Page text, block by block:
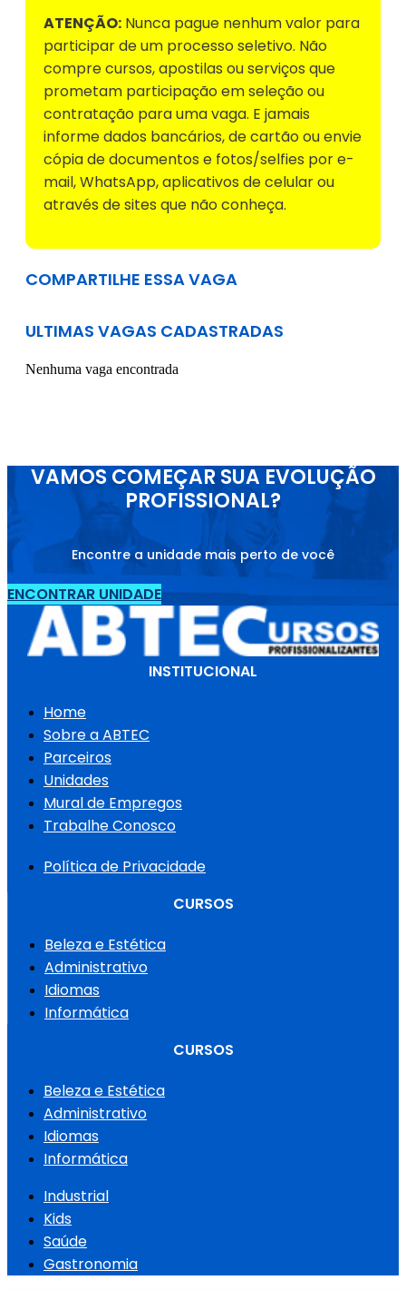
ATENÇÃO: Nunca pague nenhum valor para
participar de um processo seletivo. Não
compre cursos, apostilas ou serviços que
prometam participação em seleção ou
contratação para uma vaga. E jamais
informe dados bancários, de cartão ou envie
cópia de documentos e fotos/selfies por e-
mail, WhatsApp, aplicativos de celular ou
através de sites que não conheça.
COMPARTILHE ESSA VAGA
ULTIMAS VAGAS CADASTRADAS
Nenhuma vaga encontrada
VAMOS COMEÇAR SUA EVOLUÇÃO
PROFISSIONAL?
Encontre a unidade mais perto de você
ENCONTRAR UNIDADE
INSTITUCIONAL
Home
Sobre a ABTEC
Parceiros
Unidades
Mural de Empregos
Trabalhe Conosco
Política de Privacidade
CURSOS
Beleza e Estética
Administrativo
Idiomas
Informática
CURSOS
Beleza e Estética
Administrativo
Idiomas
Informática
Industrial
Kids
Saúde
Gastronomia